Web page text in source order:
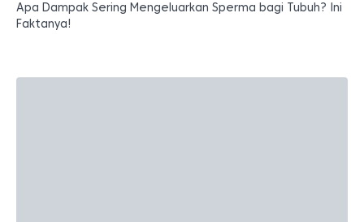
Apa Dampak Sering Mengeluarkan Sperma bagi Tubuh? Ini
Faktanya!